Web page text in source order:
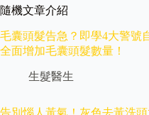
隨機文章介紹
毛囊頭髮告急？即學4大警號
全面增加毛囊頭髮數量！
生髮醫生
告別惱人黃氣！灰色去黃洗